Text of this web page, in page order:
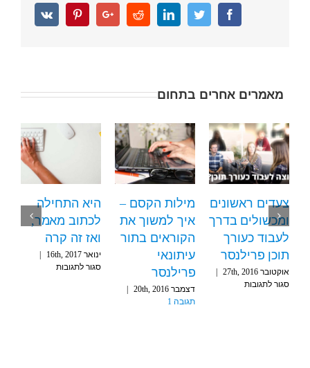
Facebook
Twitter
Linkedin
Reddit
Google+
Pinterest
Vk
מאמרים אחרים בתחום
היא
מילות הקסם –
איך למשוך את
הקוראים בתור
עיתונאי
פרילנסר
צעדים ראשונים
ומכשולים בדרך
לעבוד כעורך
תוכן פרילנסר
אוקטובר 27th, 2016
סגור לתגובות על
צעדים
בפיג'מה
למה עבודה
בהזנת
היא
הכי טוב
לכם